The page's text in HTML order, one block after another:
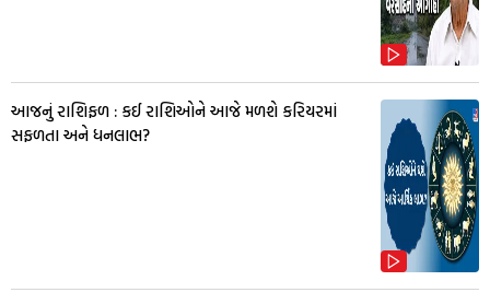
આજનું રાશિફળ : કઈ રાશિઓને આજે મળશે કરિયરમાં
સફળતા અને ધનલાભ?